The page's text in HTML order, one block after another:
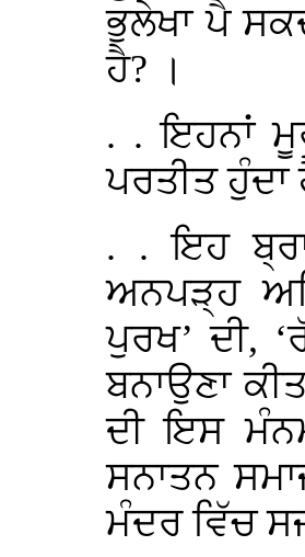
ਭੁਲੇਖਾ ਪੈ
ਹੈ? ।
. . ਇਹਨਾਂ
ਪਰਤੀਤ ਹੁੰਦਾ
. . ਇਹ
ਅਨਪੜ੍ਹ
ਪੁਰਖ’ ਦੀ,
ਬਨਾਉਣਾ
ਦੀ ਇਸ
ਸਨਾਤਨ
ਮੰਦਰ ਵਿੱਚ